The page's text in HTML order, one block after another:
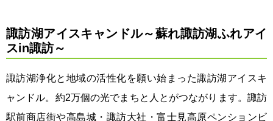
諏訪湖アイスキャンドル～蘇れ諏訪湖ふれアイ
スin諏訪～
諏訪湖浄化と地域の活性化を願い始まった諏訪湖アイスキ
ャンドル。約2万個の光でまちと人とがつながります。諏訪
駅前商店街や高島城・諏訪大社・富士見高原ペンションビ